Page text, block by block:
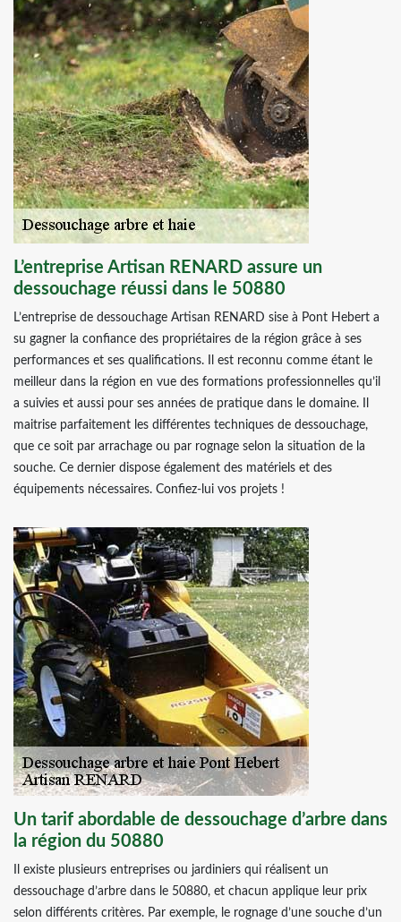
L’entreprise Artisan RENARD assure un
dessouchage réussi dans le 50880
L’entreprise de dessouchage Artisan RENARD sise à Pont Hebert a
su gagner la confiance des propriétaires de la région grâce à ses
performances et ses qualifications. Il est reconnu comme étant le
meilleur dans la région en vue des formations professionnelles qu’il
a suivies et aussi pour ses années de pratique dans le domaine. Il
maitrise parfaitement les différentes techniques de dessouchage,
que ce soit par arrachage ou par rognage selon la situation de la
souche. Ce dernier dispose également des matériels et des
équipements nécessaires. Confiez-lui vos projets !
Un tarif abordable de dessouchage d’arbre dans
la région du 50880
Il existe plusieurs entreprises ou jardiniers qui réalisent un
dessouchage d’arbre dans le 50880, et chacun applique leur prix
selon différents critères. Par exemple, le rognage d’une souche d’un